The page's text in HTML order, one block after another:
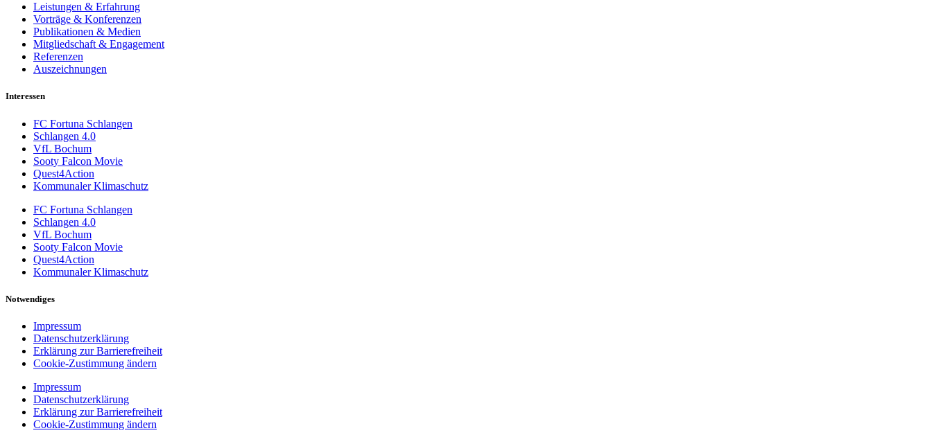
Leistungen & Erfahrung
Vorträge & Konferenzen
Publikationen & Medien
Mitgliedschaft & Engagement
Referenzen
Auszeichnungen
Interessen
FC Fortuna Schlangen
Schlangen 4.0
VfL Bochum
Sooty Falcon Movie
Quest4Action
Kommunaler Klimaschutz
FC Fortuna Schlangen
Schlangen 4.0
VfL Bochum
Sooty Falcon Movie
Quest4Action
Kommunaler Klimaschutz
Notwendiges
Impressum
Datenschutzerklärung
Erklärung zur Barrierefreiheit
Cookie-Zustimmung ändern
Impressum
Datenschutzerklärung
Erklärung zur Barrierefreiheit
Cookie-Zustimmung ändern